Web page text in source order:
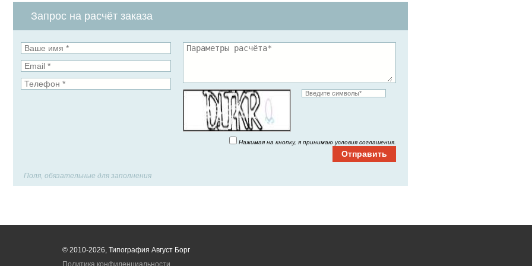
Запрос на расчёт заказа
Нажимая на кнопку, я принимаю условия соглашения.
Поля, обязательные для заполнения
© 2010-2026, Типография Август Борг
Политика конфиденциальности